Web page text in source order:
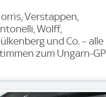
Verstappen,
Wolff,
und Co. – alle
zum Ungarn-GP